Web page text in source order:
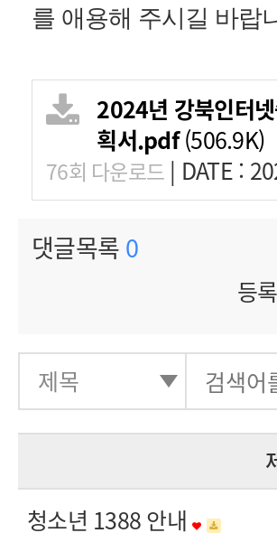
를 애용해 주시길 바랍
2024년 강북인터
획서.pdf(506.9K)
76회 다운로드 | DATE :
댓글목록 0
등
청소년 1388 안내